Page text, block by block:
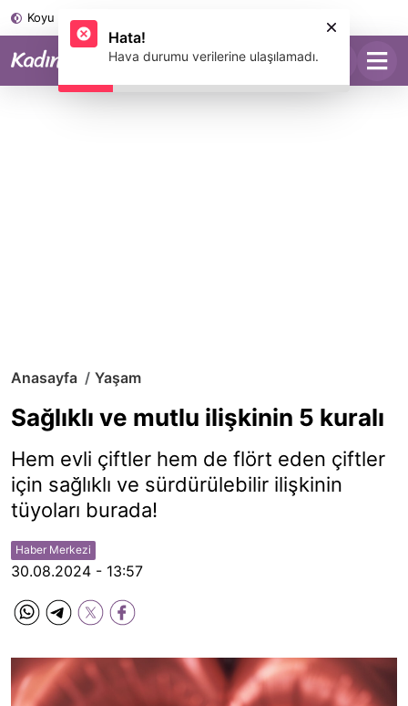
Koyu Mod
Anasayfa Yaşam
Sağlıklı ve mutlu ilişkinin 5 kuralı
Hem evli çiftler hem de flört eden çiftler
için sağlıklı ve sürdürülebilir ilişkinin
tüyoları burada!
Haber Merkezi
30.08.2024 - 13:57